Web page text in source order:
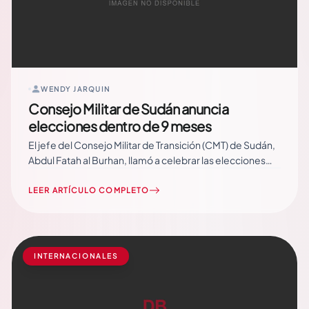
WENDY JARQUIN
Consejo Militar de Sudán anuncia
elecciones dentro de 9 meses
El jefe del Consejo Militar de Transición (CMT) de Sudán,
Abdul Fatah al Burhan, llamó a celebrar las elecciones
«Anuncio la suspensión de las negociaciones con
LEER ARTÍCULO COMPLETO
INTERNACIONALES